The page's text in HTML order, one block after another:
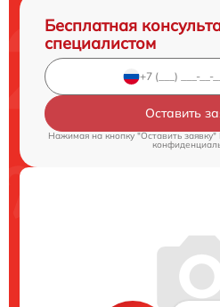
Бесплатная
специалистом
Оставить
Нажимая на кнопку "Оставить